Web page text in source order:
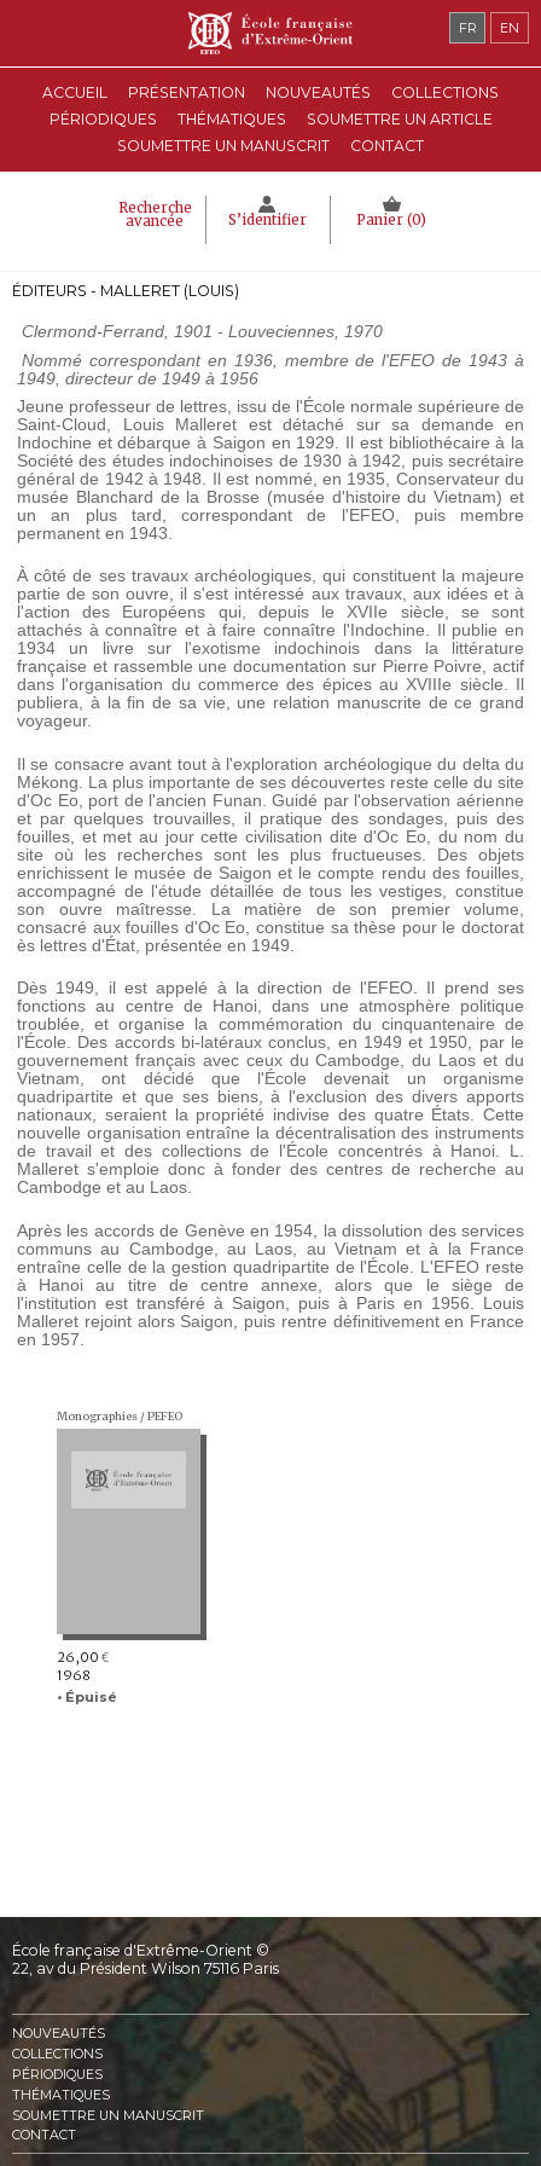
ACCUEIL PRÉSENTATION NOUVEAUTÉS
COLLECTIONS
PÉRIODIQUES
THÉMATIQUES
SOUMETTRE UN ARTICLE
SOUMETTRE UN MANUSCRIT
CONTACT
Recherche
avancée S’identifier Panier (0)
FR EN
ÉDITEURS - MALLERET (LOUIS)
Clermond-Ferrand, 1901 - Louveciennes, 1970
Nommé correspondant en 1936, membre de l'EFEO de 1943 à
1949, directeur de 1949 à 1956
Jeune professeur de lettres, issu de l'École normale supérieure de
Saint-Cloud, Louis Malleret est détaché sur sa demande en
Indochine et débarque à Saigon en 1929. Il est bibliothécaire à la
Société des études indochinoises de 1930 à 1942, puis secrétaire
général de 1942 à 1948. Il est nommé, en 1935, Conservateur du
musée Blanchard de la Brosse (musée d'histoire du Vietnam) et
un an plus tard, correspondant de l'EFEO, puis membre
permanent en 1943.
À côté de ses travaux archéologiques, qui constituent la majeure
partie de son ouvre, il s'est intéressé aux travaux, aux idées et à
l'action des Européens qui, depuis le XVIIe siècle, se sont
attachés à connaître et à faire connaître l'Indochine. Il publie en
1934 un livre sur l'exotisme indochinois dans la littérature
française et rassemble une documentation sur Pierre Poivre, actif
dans l'organisation du commerce des épices au XVIIIe siècle. Il
publiera, à la fin de sa vie, une relation manuscrite de ce grand
voyageur.
Il se consacre avant tout à l'exploration archéologique du delta du
Mékong. La plus importante de ses découvertes reste celle du site
d'Oc Eo, port de l'ancien Funan. Guidé par l'observation aérienne
et par quelques trouvailles, il pratique des sondages, puis des
fouilles, et met au jour cette civilisation dite d'Oc Eo, du nom du
site où les recherches sont les plus fructueuses. Des objets
enrichissent le musée de Saigon et le compte rendu des fouilles,
accompagné de l'étude détaillée de tous les vestiges, constitue
son ouvre maîtresse. La matière de son premier volume,
consacré aux fouilles d'Oc Eo, constitue sa thèse pour le doctorat
ès lettres d'État, présentée en 1949.
Dès 1949, il est appelé à la direction de l'EFEO. Il prend ses
fonctions au centre de Hanoi, dans une atmosphère politique
troublée, et organise la commémoration du cinquantenaire de
l'École. Des accords bi-latéraux conclus, en 1949 et 1950, par le
gouvernement français avec ceux du Cambodge, du Laos et du
Vietnam, ont décidé que l'École devenait un organisme
quadripartite et que ses biens, à l'exclusion des divers apports
nationaux, seraient la propriété indivise des quatre États. Cette
nouvelle organisation entraîne la décentralisation des instruments
de travail et des collections de l'École concentrés à Hanoi. L.
Malleret s'emploie donc à fonder des centres de recherche au
Cambodge et au Laos.
Après les accords de Genève en 1954, la dissolution des services
communs au Cambodge, au Laos, au Vietnam et à la France
entraîne celle de la gestion quadripartite de l'École. L'EFEO reste
à Hanoi au titre de centre annexe, alors que le siège de
l'institution est transféré à Saigon, puis à Paris en 1956. Louis
Malleret rejoint alors Saigon, puis rentre définitivement en France
en 1957.
Monographies / PEFEO
26,00 €
1968
• Épuisé
École française d'Extrême-Orient ©
22, av du Président Wilson 75116 Paris
NOUVEAUTÉS
COLLECTIONS
PÉRIODIQUES
THÉMATIQUES
SOUMETTRE UN MANUSCRIT
CONTACT